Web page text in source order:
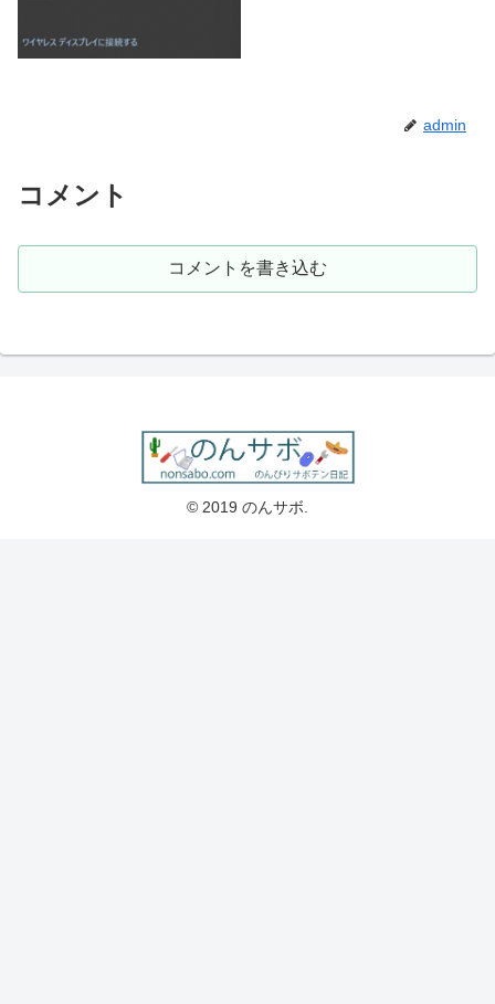
admin
コメント
コメントを書き込む
© 2019 のんサボ.